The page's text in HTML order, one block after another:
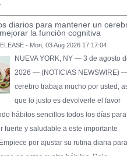
diarios para mantener un
la función cognitiva
- Mon, 03 Aug 2026 17:17:04
NUEVA YORK, NY — 3 de agosto
2026 — (NOTICIAS NEWSWIRE)
cerebro trabaja mucho por usted,
que lo justo es devolverle el favor
hábitos sencillos todos los días para
fuerte y saludable a este importante
por ajustar su rutina diaria
en estos cuatro hábitos. Dele …